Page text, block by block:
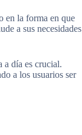
en la forma en que
a sus necesidades
a día es crucial.
a los usuarios ser